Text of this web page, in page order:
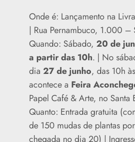
Onde é: Lançamento na
| Rua Pernambuco, 1.000 –
Quando: Sábado, 20 de
a partir das 10h. | No
dia 27 de junho, das 10h
acontece a Feira
Papel Café & Arte, no Santa
Quanto: Entrada gratuita
de 150 mudas de plantas
chegada no dia 20) |